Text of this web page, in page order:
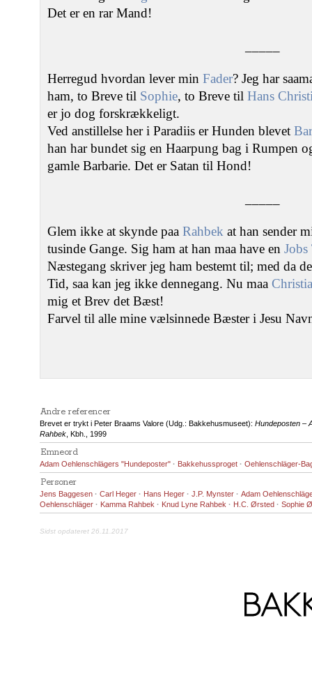
Det er en rar Mand!
Herregud hvordan lever min Fader? Jeg har
ham, to Breve til Sophie, to Breve til Hans
er jo dog forskrækkeligt.
Ved anstillelse her i Paradiis er Hunden blevet
han har bundet sig en Haarpung bag i Rumpen
gamle Barbarie. Det er Satan til Hond!
Glem ikke at skynde paa Rahbek at han sender
tusinde Gange. Sig ham at han maa have en
Næstegang skriver jeg ham bestemt til; med da
Tid, saa kan jeg ikke dennegang. Nu maa
mig et Brev det Bæst!
Farvel til alle mine vælsinnede Bæster i Jesu
Andre referencer
Brevet er trykt i Peter Braams Valore (Udg.: Bakkehusmuseet): Hundeposten –
Rahbek , Kbh., 1999
Emneord
Adam Oehlenschlägers "Hundeposter" · Bakkehussproget · Oehlenschläger-
Personer
Jens Baggesen · Carl Heger · Hans Heger · J.P. Mynster · Adam
Oehlenschläger · Kamma Rahbek · Knud Lyne Rahbek · H.C. Ørsted · Sophie
Sidst opdateret 26.11.2017